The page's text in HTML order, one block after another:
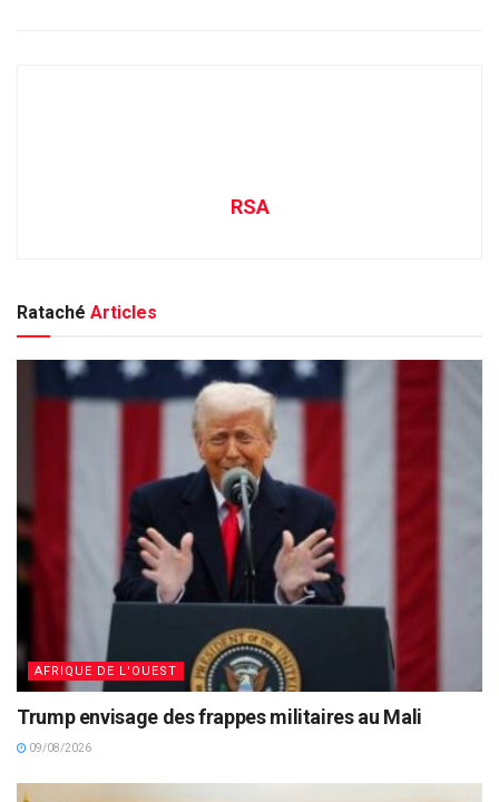
RSA
Rataché Articles
AFRIQUE DE L'OUEST
Trump envisage des frappes militaires au Mali
09/08/2026